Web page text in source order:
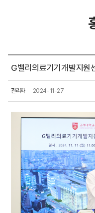
G밸리의료기기개발지원
관리자 2024-11-27